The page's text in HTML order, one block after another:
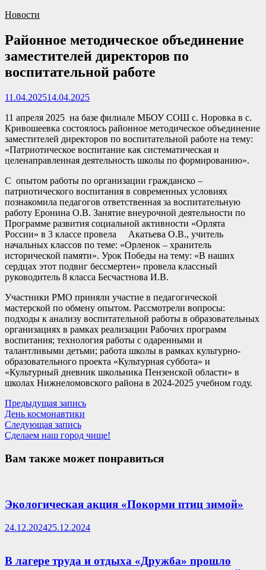
Новости
Районное методическое объединение
заместителей директоров по
воспитательной работе
11.04.202514.04.2025
11 апреля 2025 на базе филиале МБОУ СОШ с. Норовка в с.
Кривошеевка состоялось районное методическое объединение
заместителей директоров по воспитательной работе на тему:
«Патриотическое воспитание как систематическая и
целенаправленная деятельность школы по формированию».
С опытом работы по организации гражданско –
патриотического воспитания в современных условиях
познакомила педагогов ответственная за воспитательную
работу Еронина О.В. Занятие внеурочной деятельности по
Программе развития социальной активности «Орлята
России» в 3 классе провела Акатьева О.В., учитель
начальных классов по теме: «Орленок – хранитель
исторической памяти». Урок Победы на тему: «В наших
сердцах этот подвиг бессмертен» провела классный
руководитель 8 класса Бесчастнова И.В.
Участники РМО приняли участие в педагогической
мастерской по обмену опытом. Рассмотрели вопросы:
подходы к анализу воспитательной работы в образовательных
организациях в рамках реализации Рабочих программ
воспитания; технология работы с одаренными и
талантливыми детьми; работа школы в рамках культурно-
образовательного проекта «Культурная суббота» и
«Культурный дневник школьника Пензенской области» в
школах Нижнеломовского района в 2024-2025 учебном году.
Навигация
по
записям
Предыдущая записьПредыдущая
День космонавтики
Следующая записьСледующая
запись:
Сделаем наш город чище!
Вам также может понравиться
Экологическая акция «Покорми птиц зимой»
24.12.202425.12.2024
В лагере труда и отдыха «Дружба» прошло